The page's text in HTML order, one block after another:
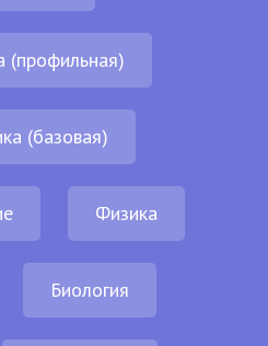
(профильная)
(базовая)
Физика
Биология